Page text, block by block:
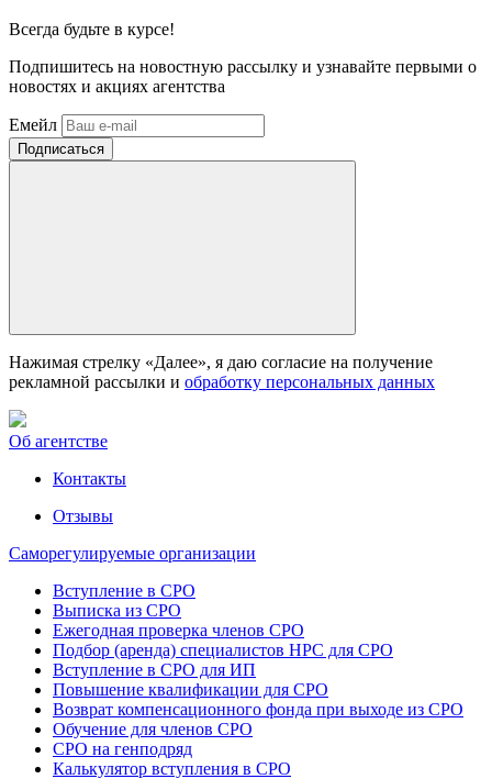
Всегда будьте в курсе!
Подпишитесь на новостную рассылку и узнавайте первыми о
новостях и акциях агентства
Емейл
Нажимая стрелку «Далее», я даю согласие на получение
рекламной рассылки и обработку персональных данных
Об агентстве
Контакты
Отзывы
Саморегулируемые организации
Вступление в СРО
Выписка из СРО
Ежегодная проверка членов СРО
Подбор (аренда) специалистов НРС для СРО
Вступление в СРО для ИП
Повышение квалификации для СРО
Возврат компенсационного фонда при выходе из СРО
Обучение для членов СРО
СРО на генподряд
Калькулятор вступления в СРО